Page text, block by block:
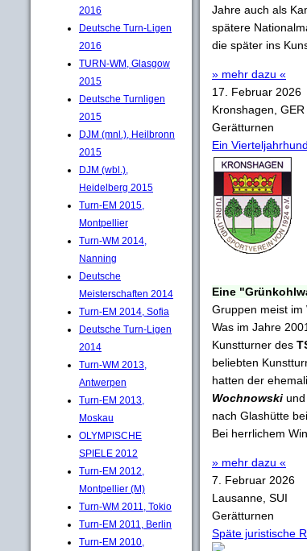
2016
Deutsche Turn-Ligen
2016
TURN-WM, Glasgow
2015
Deutsche Turnligen
2015
DJM (mnl.), Heilbronn
2015
DJM (wbl.),
Heidelberg 2015
Turn-EM 2015,
Montpellier
Turn-WM 2014,
Nanning
Deutsche
Meisterschaften 2014
Turn-EM 2014, Sofia
Deutsche Turn-Ligen
2014
Turn-WM 2013,
Antwerpen
Turn-EM 2013,
Moskau
OLYMPISCHE
SPIELE 2012
Turn-EM 2012,
Montpellier (M)
Turn-WM 2011, Tokio
Turn-EM 2011, Berlin
Turn-EM 2010,
Jahre auch als
spätere
die später ins
» mehr dazu «
17. Februar 2026
Kronshagen, GER
Gerätturnen
Ein
Eine
Gruppen meist im
Was im Jahre
Kunstturner des
beliebten
hatten der
Wochnowski
nach Glashütte
Bei herrlichem
» mehr dazu «
7. Februar 2026
Lausanne, SUI
Gerätturnen
Späte juristische